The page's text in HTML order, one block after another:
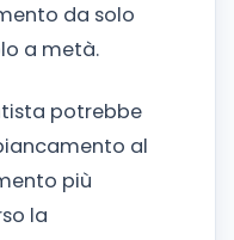
da solo
a metà.
potrebbe
al
più
la